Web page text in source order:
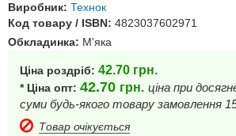
Виробник: Технок
Код товару / ISBN: 4823037602971
Обкладинка: М'яка
Ціна роздріб: 42.70 грн.
* Ціна опт: 42.70 грн. ціна при
суми будь-якого товару замовлення
Товар очікується